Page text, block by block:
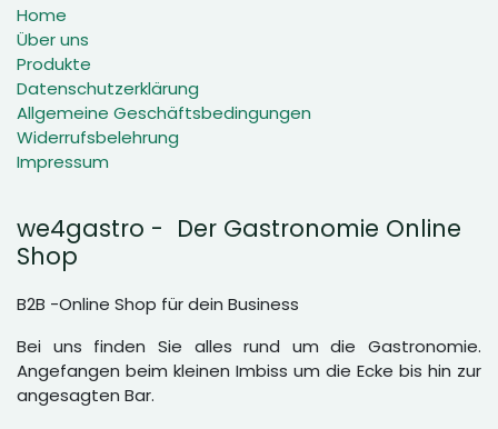
Home
Über uns
Produkte
Datenschutzerklärung
Allgemeine Geschäftsbedingungen
Widerrufsbelehrung
Impressum
we4gastro - Der Gastronomie Online
Shop
B2B -Online Shop für dein Business
Bei uns finden Sie alles rund um die Gastronomie.
Angefangen beim kleinen Imbiss um die Ecke bis hin zur
angesagten Bar.